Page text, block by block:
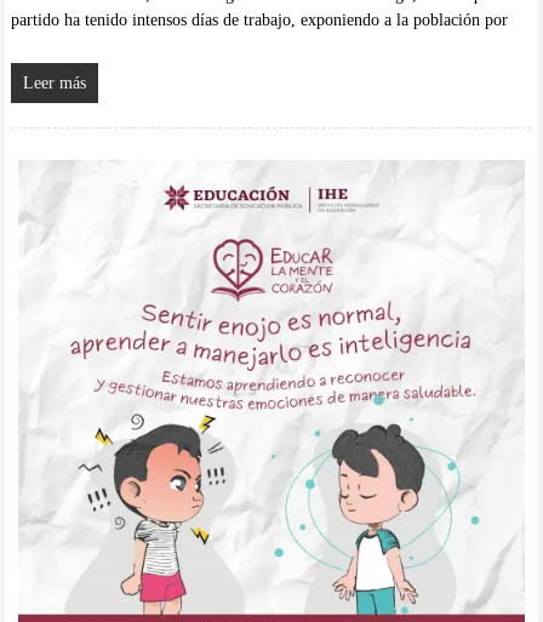
partido ha tenido intensos días de trabajo, exponiendo a la población por
Leer más